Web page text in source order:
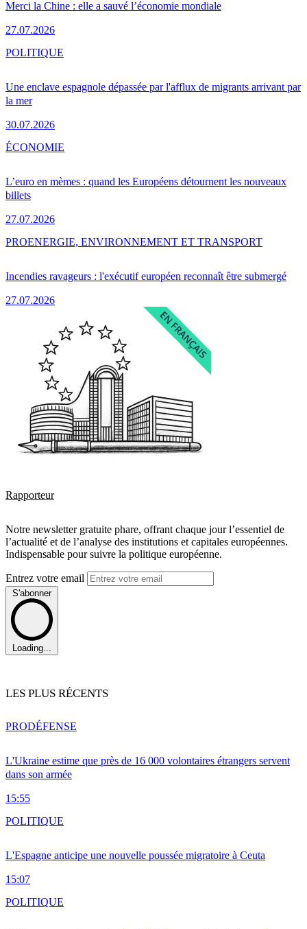
Merci la Chine : elle a sauvé l’économie mondiale
27.07.2026
Une enclave espagnole dépassée par l'afflux de migrants arrivant par
la mer
30.07.2026
POLITIQUE
L’euro en mèmes : quand les Européens détournent les nouveaux
billets
27.07.2026
ÉCONOMIE
Incendies ravageurs : l'exécutif européen reconnaît être submergé
27.07.2026
PROENERGIE, ENVIRONNEMENT ET TRANSPORT
Rapporteur
Notre newsletter gratuite phare, offrant chaque jour l’essentiel de
l’actualité et de l’analyse des institutions et capitales européennes.
Indispensable pour suivre la politique européenne.
Entrez votre email
S'abonner
Loading...
LES PLUS RÉCENTS
L'Ukraine estime que près de 16 000 volontaires étrangers servent
dans son armée
15:55
PRODÉFENSE
L'Espagne anticipe une nouvelle poussée migratoire à Ceuta
15:07
POLITIQUE
POLITIQUE